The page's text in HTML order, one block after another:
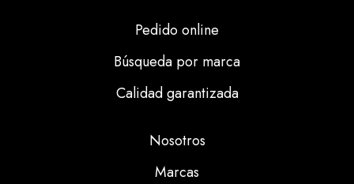
Pedido online
Búsqueda por marca
Calidad garantizada
Nosotros
Marcas